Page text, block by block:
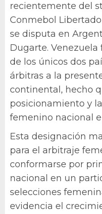
recientemente del
Conmebol
se disputa en
Dugarte. Venezuela
de los únicos dos
árbitras a la
continental, hecho
posicionamiento y
femenino nacional
Esta designación
para el arbitraje
conformarse por
nacional en un
selecciones
evidencia el